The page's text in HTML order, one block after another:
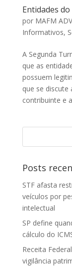
Entidades
por MAFM
Informativos,
A Segunda
que as
possuem
que se
contribuinte e
Posts
STF afasta
veículos por
intelectual
SP define
cálculo do
Receita
vigilância